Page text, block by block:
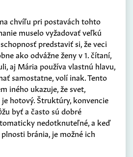
chvíľu pri postavách tohto
muselo vyžadovať veľkú
predstaviť si, že veci
ako odvážne ženy v 1. čítaní,
aj Mária používa vlastnú hlavu,
samostatne, volí inak. Tento
iného ukazuje, že svet,
hotový. Štruktúry, konvencie
byť a často sú dobré
nedotknuteľné, a keď
bránia, je možné ich